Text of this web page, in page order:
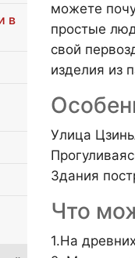
Highlights
можете
простые
свой
изделия из
Улица
Здания
Что
1.На
в